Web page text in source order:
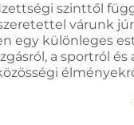
szinttől
várunk
egy különleges
a sportról és